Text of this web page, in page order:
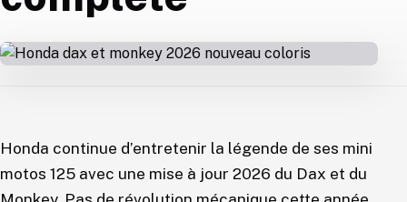
Honda continue d’entretenir la légende de ses mini
motos 125 avec une mise à jour 2026 du Dax et du